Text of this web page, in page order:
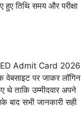
तिथि समय और परीक्षा
Admit Card 2026
वेबसाइट पर जाकर लॉगिन
थे ताकि उम्मीदवार अपने
बाद सभी जानकारी सही